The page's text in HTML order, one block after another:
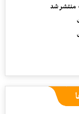
منتشر شد